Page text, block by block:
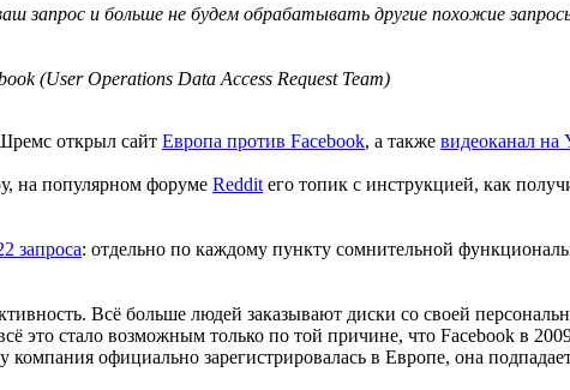
запрос и больше не будем обрабатывать другие похожие
(User Operations Data Access Request Team)
открыл сайт Европа против Facebook, а также видеоканал на
на популярном форуме Reddit его топик с инструкцией, как
запроса: отдельно по каждому пункту сомнительной
Всё больше людей заказывают диски со своей
это стало возможным только по той причине, что Facebook в
компания официально зарегистрировалась в Европе, она